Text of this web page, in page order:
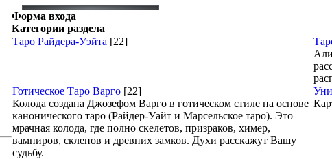
Форма входа
Категории раздела
Таро Райдера-Уэйта [22]
Готическое Таро Варго [22]
Колода создана Джозефом Варго в готическом стиле на основе
канонического таро (Райдер-Уайт и Марсельское таро). Это
мрачная колода, где полно скелетов, призраков, химер,
вампиров, склепов и древних замков. Духи расскажут Вашу
судьбу.